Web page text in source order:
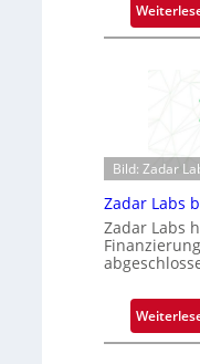
Bild: Zadar
Zadar Labs
Zadar Labs